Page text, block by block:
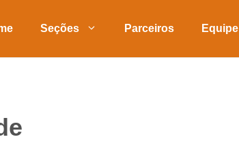
Seções Parceiros Equipe